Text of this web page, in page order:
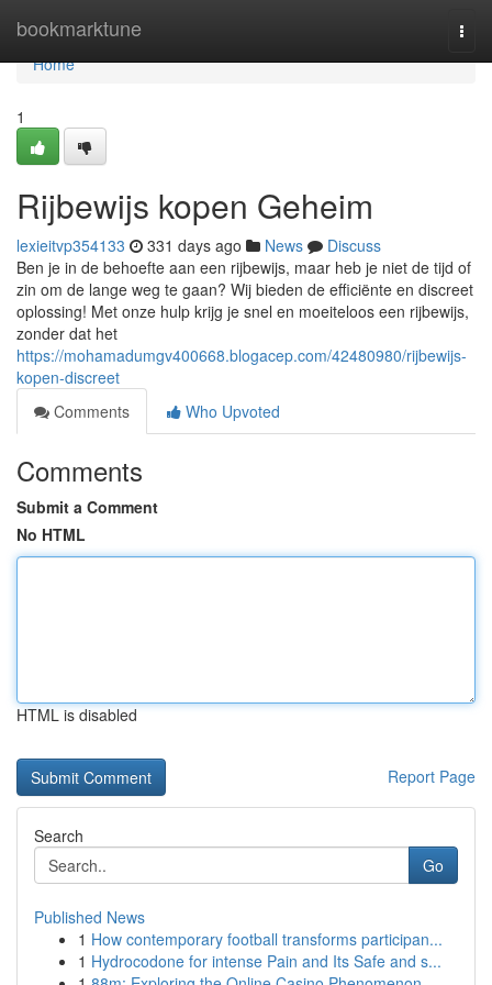
bookmarktune
Home
Home
1
Rijbewijs kopen Geheim
lexieitvp354133 331 days ago News
Discuss
Ben je in de behoefte aan een rijbewijs, maar heb je niet de tijd of
zin om de lange weg te gaan? Wij bieden de efficiënte en discreet
oplossing! Met onze hulp krijg je snel en moeiteloos een rijbewijs,
zonder dat het
https://mohamadumgv400668.blogacep.com/42480980/rijbewijs-
kopen-discreet
Comments
Who Upvoted
Comments
Submit a Comment
No HTML
HTML is disabled
Report Page
Search
Go
Published News
1 How contemporary football transforms participan...
1 Hydrocodone for intense Pain and Its Safe and s...